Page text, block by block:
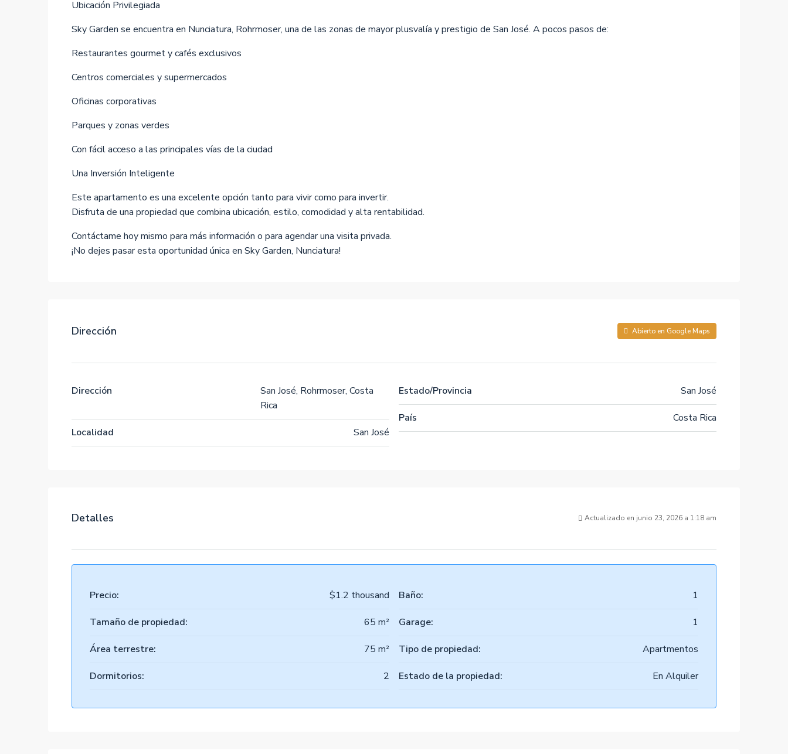
Ubicación Privilegiada
Sky Garden se encuentra en Nunciatura, Rohrmoser, una de las zonas de mayor plusvalía y prestigio de San José. A pocos pasos de:
Restaurantes gourmet y cafés exclusivos
Centros comerciales y supermercados
Oficinas corporativas
Parques y zonas verdes
Con fácil acceso a las principales vías de la ciudad
Una Inversión Inteligente
Este apartamento es una excelente opción tanto para vivir como para invertir.
Disfruta de una propiedad que combina ubicación, estilo, comodidad y alta rentabilidad.
Contáctame hoy mismo para más información o para agendar una visita privada.
¡No dejes pasar esta oportunidad única en Sky Garden, Nunciatura!
Dirección Abierto en Google Maps
Dirección
San José, Rohrmoser, Costa
Rica
Localidad San José
Estado/Provincia San José
País Costa Rica
Detalles Actualizado en junio 23, 2026 a 1:18 am
Precio: $1.2 thousand
Tamaño de propiedad: 65 m²
Área terrestre: 75 m²
Dormitorios: 2
Baño: 1
Garage: 1
Tipo de propiedad: Apartmentos
Estado de la propiedad: En Alquiler